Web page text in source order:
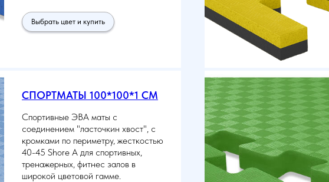
Выбрать цвет и купить
СПОРТМАТЫ 100*100*1 СМ
Спортивные ЭВА маты с
соединением "ласточкин хвост", с
кромками по периметру, жесткостью
40-45 Shore A для спортивных,
тренажерных, фитнес залов в
широкой цветовой гамме.